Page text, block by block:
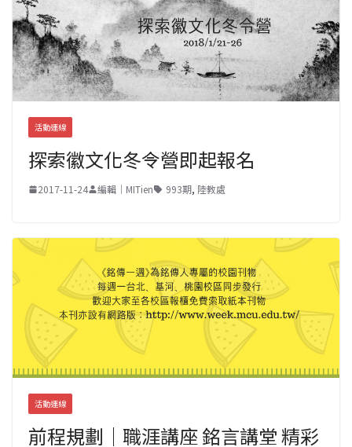
活動連線
探索徽文化冬令營即起報名
2017-11-24 編輯｜MITien 993期, 陸教處
活動連線
前程規劃｜職涯講座 銘言講堂 精彩